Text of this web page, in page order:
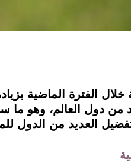
خلال الفترة الماضية
العديد من الدول